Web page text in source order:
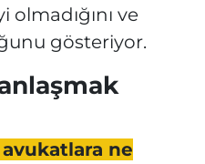
ve
gösteriyor.
ne